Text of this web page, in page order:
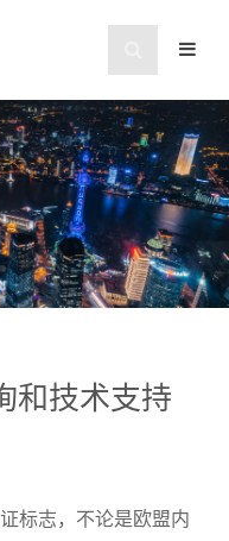
和技术支持
标志，不论是欧盟内